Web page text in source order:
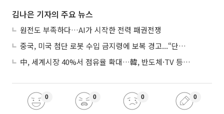
김나은 기자의 주요 뉴스
원전도 부족하다…AI가 시작한 전력 패권전쟁
중국, 미국 첨단 로봇 수입 금지령에 보복 경고...“단호히 대응”
中, 세계시장 40%서 점유율 확대…韓, 반도체·TV 등 4개 품목 1위
0 0 0 0